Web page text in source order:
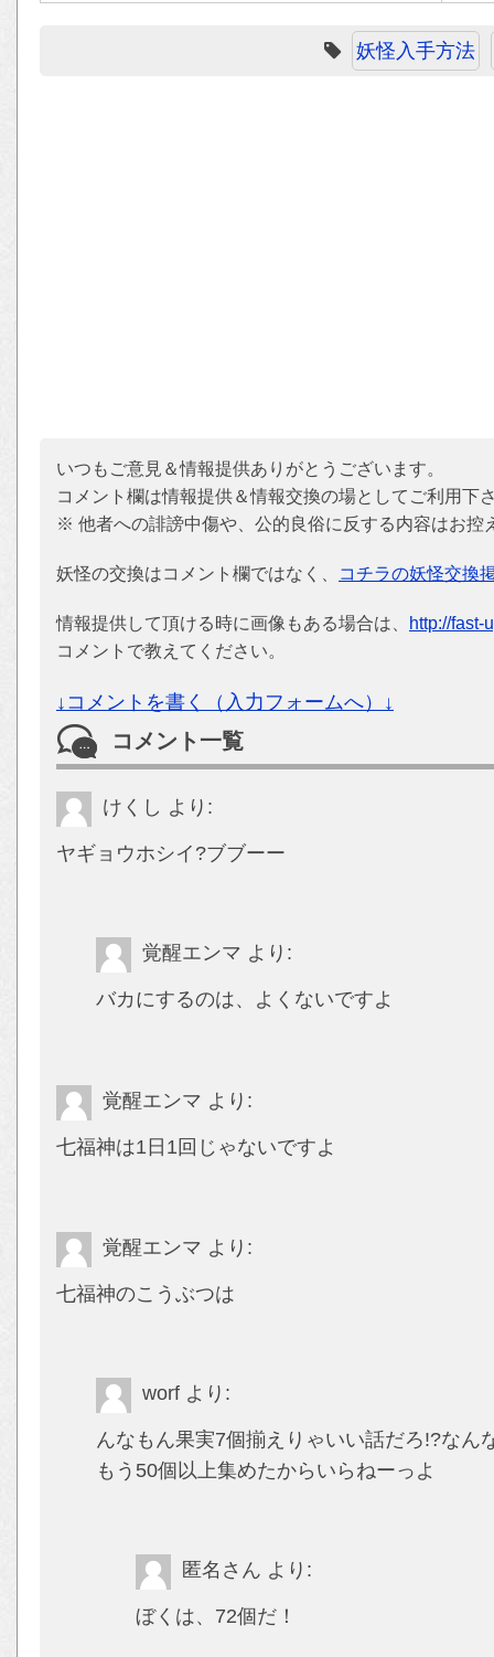
妖怪入手方法
いつもご意見＆情報提供ありがとうございます。
コメント欄は情報提供＆情報交換の場としてご利用下
※ 他者への誹謗中傷や、公的良俗に反する内容はお控
妖怪の交換はコメント欄ではなく、 コチラの妖怪交換
情報提供して頂ける時に画像もある場合は、
http://fast-
コメントで教えてください。
↓コメントを書く（入力フォームへ）↓
コメント一覧
けくし より:
ヤギョウホシイ?ブブーー
覚醒エンマ より:
バカにするのは、よくないですよ
覚醒エンマ より:
七福神は1日1回じゃないですよ
覚醒エンマ より:
七福神のこうぶつは
worf より:
んなもん果実7個揃えりゃいい話だろ!?なん
もう50個以上集めたからいらねーっよ
匿名さん より:
ぼくは、72個だ！